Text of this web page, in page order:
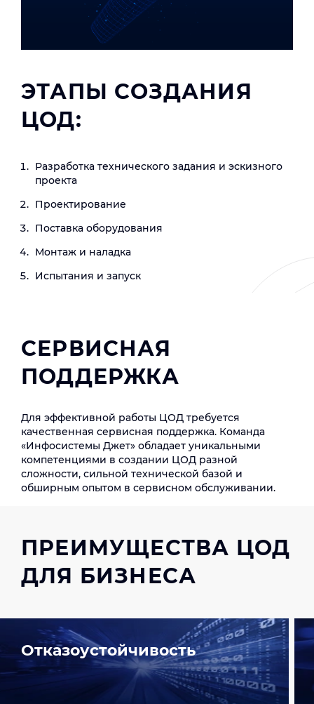
ЭТАПЫ СОЗДАНИЯ
ЦОД:
Разработка технического задания и эскизного
проекта
Проектирование
Поставка оборудования
Монтаж и наладка
Испытания и запуск
СЕРВИСНАЯ
ПОДДЕРЖКА
Для эффективной работы ЦОД требуется
качественная сервисная поддержка. Команда
«Инфосистемы Джет» обладает уникальными
компетенциями в создании ЦОД разной
сложности, сильной технической базой и
обширным опытом в сервисном обслуживании.
ПРЕИМУЩЕСТВА ЦОД
ДЛЯ БИЗНЕСА
Отказоустойчивость